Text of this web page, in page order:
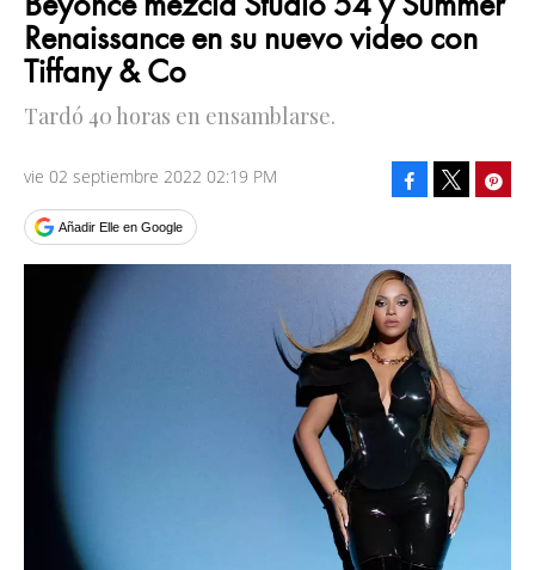
Renaissance en su nuevo video con
Tiffany & Co
Tardó 40 horas en ensamblarse.
vie 02 septiembre 2022 02:19 PM
Añadir Elle en Google
Facebook